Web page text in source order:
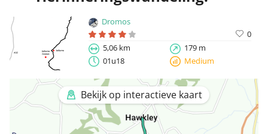
Dromos
0
5,06 km
179 m
01u18
Medium
Bekijk op interactieve kaart